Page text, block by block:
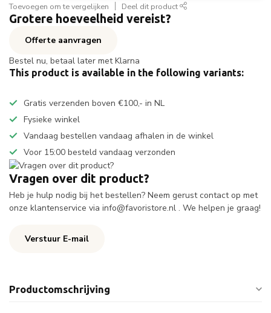
Toevoegen om te vergelijken Deel dit product
Grotere hoeveelheid vereist?
Offerte aanvragen
Bestel nu, betaal later met Klarna
This product is available in the following variants:
Gratis verzenden boven €100,- in NL
Fysieke winkel
Vandaag bestellen vandaag afhalen in de winkel
Voor 15:00 besteld vandaag verzonden
Vragen over dit product?
Heb je hulp nodig bij het bestellen? Neem gerust contact op met
onze klantenservice via info@favoristore.nl . We helpen je graag!
Verstuur E-mail
Productomschrijving